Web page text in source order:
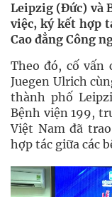
Leipzig (Đức) và
việc, ký kết hợp
Cao đẳng Công
Theo đó, cố vấn
Juegen Ulrich
thành phố
Bệnh viện 199,
Việt Nam đã
hợp tác giữa các